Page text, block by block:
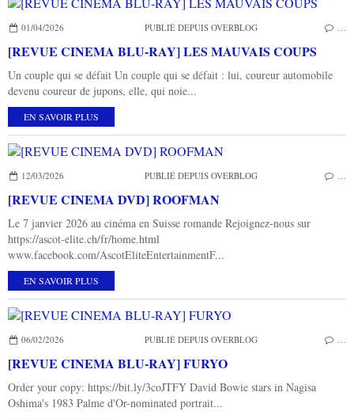
01/04/2026 PUBLIÉ DEPUIS OVERBLOG
[REVUE CINEMA BLU-RAY] LES MAUVAIS COUPS
Un couple qui se défait Un couple qui se défait : lui, coureur automobile
devenu coureur de jupons, elle, qui noie...
EN SAVOIR PLUS
12/03/2026 PUBLIÉ DEPUIS OVERBLOG
[REVUE CINEMA DVD] ROOFMAN
Le 7 janvier 2026 au cinéma en Suisse romande Rejoignez-nous sur
https://ascot-elite.ch/fr/home.html
www.facebook.com/AscotEliteEntertainmentF...
EN SAVOIR PLUS
06/02/2026 PUBLIÉ DEPUIS OVERBLOG
[REVUE CINEMA BLU-RAY] FURYO
Order your copy: https://bit.ly/3coJTFY David Bowie stars in Nagisa
Oshima's 1983 Palme d'Or-nominated portrait...